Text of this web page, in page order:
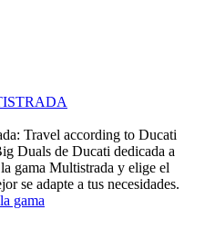
Travel according to Ducati
Duals de Ducati dedicada a
gama Multistrada y elige el
se adapte a tus necesidades.
gama